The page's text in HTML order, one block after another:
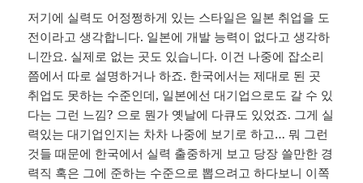
저기에 실력도 어정쩡하게 있는 스타일은 일본 취업을 도
전이라고 생각합니다. 일본에 개발 능력이 없다고 생각하
니깐요. 실제로 없는 곳도 있습니다. 이건 나중에 잡소리
쯤에서 따로 설명하거나 하죠. 한국에서는 제대로 된 곳
취업도 못하는 수준인데, 일본에선 대기업으로도 갈 수 있
다는 그런 느낌? 으로 뭔가 옛날에 다큐도 있었죠. 그게 실
력있는 대기업인지는 차차 나중에 보기로 하고… 뭐 그런
것들 때문에 한국에서 실력 출중하게 보고 당장 쓸만한 경
력직 혹은 그에 준하는 수준으로 뽑으려고 하다보니 이쪽